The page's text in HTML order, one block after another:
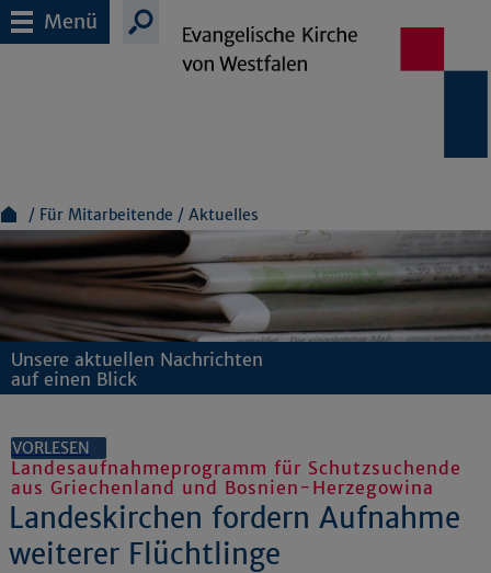
Menü
Für Mitarbeitende Aktuelles
Unsere aktuellen Nachrichten
auf einen Blick
VORLESEN
Landesaufnahmeprogramm für Schutzsuchende
aus Griechenland und Bosnien-Herzegowina
Landeskirchen fordern Aufnahme
weiterer Flüchtlinge